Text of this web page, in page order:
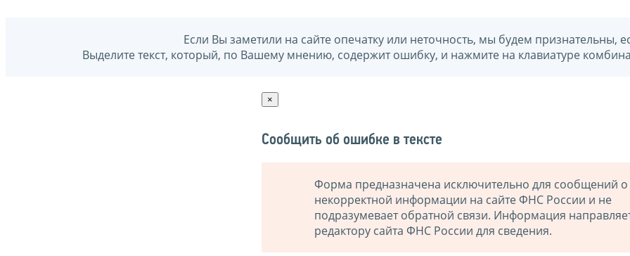
Если Вы заметили на сайте опечатку или неточность, мы будем признательны,
Выделите текст, который, по Вашему мнению, содержит ошибку, и нажмите на клавиатуре
×
Сообщить об ошибке в тексте
Форма предназначена исключительно для сообщений о
некорректной информации на сайте ФНС России и не
подразумевает обратной связи. Информация
редактору сайта ФНС России для сведения.